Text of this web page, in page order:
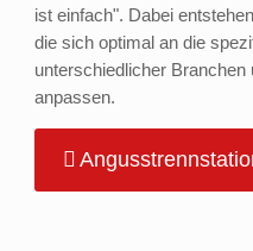
ist einfach". Dabei
die sich optimal an die
unterschiedlicher
anpassen.